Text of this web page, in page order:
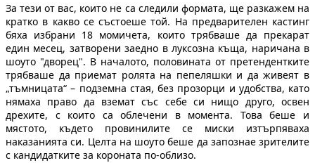
За тези от вас, които не са следили формата, ще разкажем на
кратко в какво се състоеше той. На предварителен кастинг
бяха избрани 18 момичета, които трябваше да прекарат
един месец, затворени заедно в луксозна къща, наричана в
шоуто "дворец". В началото, половината от претендентките
трябваше да приемат ролята на пепеляшки и да живеят в
„тъмницата“ – подземна стая, без прозорци и удобства, като
нямаха право да вземат със себе си нищо друго, освен
дрехите, с които са облечени в момента. Това беше и
мястото, където провинилите се миски изтърпяваха
наказанията си. Целта на шоуто беше да запознае зрителите
с кандидатките за короната по-облизо.